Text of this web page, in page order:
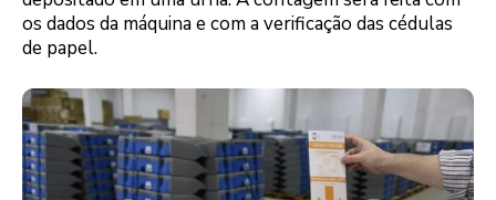
os dados da máquina e com a verificação das cédulas
de papel.